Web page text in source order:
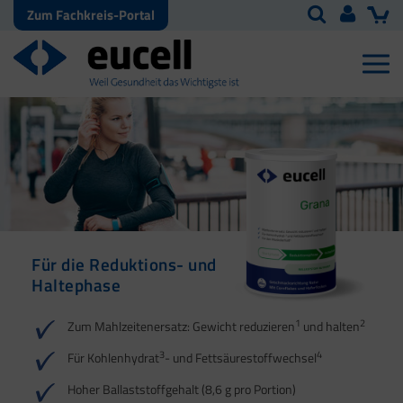
Zum Fachkreis-Portal
Für die Reduktions- und
Haltephase
Zum Mahlzeitenersatz: Gewicht reduzieren1 und halten2
Für Kohlenhydrat3- und Fettsäurestoffwechsel4
Hoher Ballaststoffgehalt (8,6 g pro Portion)
Für die Reduktions- und
Haltephase
1 2
3
4